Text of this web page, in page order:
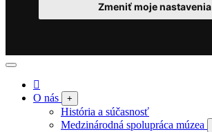
Zmeniť moje nastavenia
O nás +
História a súčasnosť
Medzinárodná spolupráca múzea